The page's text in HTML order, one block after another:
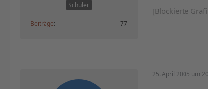
Schüler
Beiträge 77
[Blockierte
25. April 2005 um